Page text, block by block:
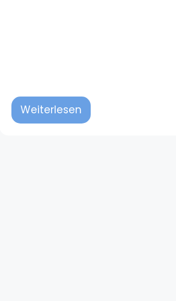
Weiterlesen